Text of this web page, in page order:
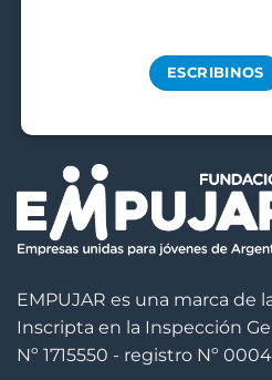
ESCRIBINOS
EMPUJAR es una marca de
Inscripta en la Inspección
Nº 1715550 - registro Nº